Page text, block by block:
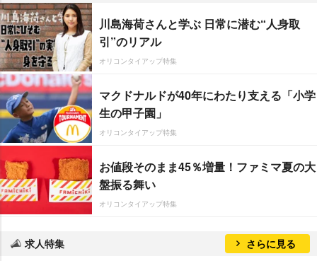
川島海荷さんと学ぶ 日常に潜む“人身取
引”のリアル
オリコンタイアップ特集
マクドナルドが40年にわたり支える「小学
生の甲子園」
オリコンタイアップ特集
お値段そのまま45％増量！ファミマ夏の大
盤振る舞い
オリコンタイアップ特集
求人特集 さらに見る